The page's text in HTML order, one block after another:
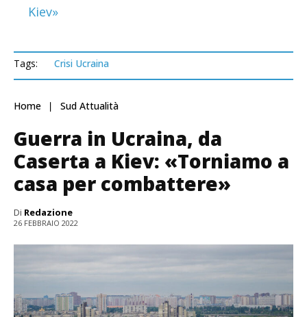
Kiev»
Tags: Crisi Ucraina
Home Sud Attualità
Guerra in Ucraina, da
Caserta a Kiev: «Torniamo a
casa per combattere»
Di Redazione
26 FEBBRAIO 2022